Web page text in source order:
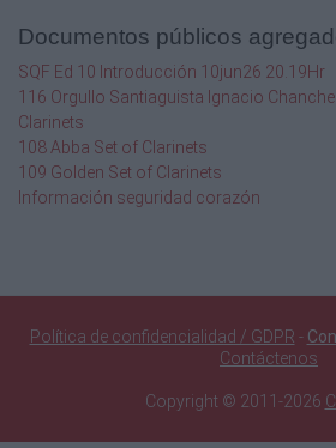
Engine Assembly
Engine-10
Engine-9
Engine-8
E-1
D-17
Engine-7
Documentos públicos
SQF Ed 10 Introducción 10jun26 20.19Hr
116 Orgullo Santiaguista Ignacio
Clarinets
108 Abba Set of Clarinets
109 Golden Set of Clarinets
Información seguridad corazón
Política de confidencialidad / GDPR -
Contáctenos
Copyright © 2011-2026